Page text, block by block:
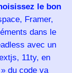
le bon
Framer,
dans le
avec un
11ty, en
du code va